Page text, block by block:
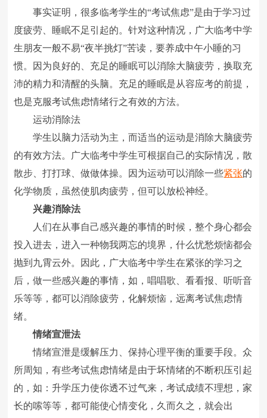
事实证明，很多临考学生的“考试焦虑”是由于学习过
度疲劳、睡眠不足引起的。针对这种情况，广大临考中学
生朋友一般不易“夜半挑灯”苦读，要养成中午小睡的习
惯。因为良好的、充足的睡眠可以消除大脑疲劳，换取充
沛的精力和清醒的头脑。充足的睡眠是从容应考的前提，
也是克服考试焦虑情绪行之有效的方法。
运动消除法
学生以脑力活动为主，而适当的运动是消除大脑疲劳
的有效方法。广大临考中学生可根据自己的实际情况，散
散步、打打球、做做体操。因为运动可以消除一些紧张的
化学物质，虽然使肌肉疲劳，但可以放松神经。
兴趣消除法
人们在从事自己感兴趣的事情的时候，整个身心都会
投入进去，进入一种物我两忘的境界，什么忧愁烦恼都会
抛到九霄云外。因此，广大临考中学生在紧张的学习之
后，做一些感兴趣的事情，如，唱唱歌、看看报、听听音
乐等等，都可以消除疲劳，化解烦恼，远离考试焦虑情
绪。
情绪宣泄法
情绪宣泄是缓解压力、保持心理平衡的重要手段。众
所周知，有些考试焦虑情绪是由于坏情绪的不断积压引起
的，如：升学压力使你透不过气来，考试成绩不理想，家
长的嗦等等，都可能使心情变化，久而久之，就会出